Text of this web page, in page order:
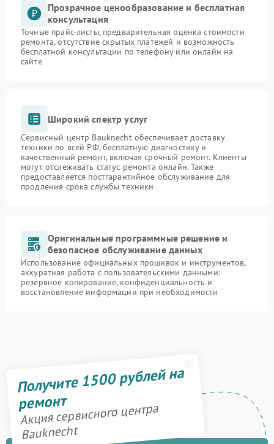
Прозрачное ценообразование и бесплатная
консультация
Точные прайс-листы, предварительная оценка стоимости
ремонта, отсутствие скрытых платежей и возможность
бесплатной консультации по телефону или онлайн на
сайте
Широкий спектр услуг
Сервисный центр Bauknecht обеспечивает доставку
техники по всей РФ, бесплатную диагностику и
качественный ремонт, включая срочный ремонт. Клиенты
могут отслеживать статус ремонта онлайн. Также
предоставляется постгарантийное обслуживание для
продления срока службы техники
Оригинальные программные решение и
безопасное обслуживание данных
Использование официальных прошивок и инструментов,
аккуратная работа с пользовательскими данными:
резервное копирование, конфиденциальность и
восстановление информации при необходимости
Получите 1500 рублей на
ремонт
Акция сервисного центра
Bauknecht